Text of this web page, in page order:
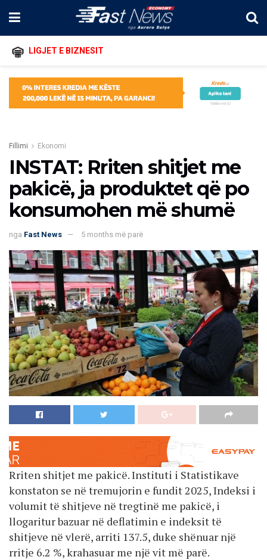
LIGJET E BIZNESIT
Fillimi Ekonomi
INSTAT: Rriten shitjet me
pakicë, ja produktet që po
konsumohen më shumë
nga Fast News 5 months më parë
Rriten shitjet me pakicë. Instituti i Statistikave
konstaton se në tremujorin e fundit 2025, Indeksi i
volumit të shitjeve në tregtinë me pakicë, i
llogaritur bazuar në deflatimin e indeksit të
shitjeve në vlerë, arriti 137.5, duke shënuar një
rritje 6.2 %, krahasuar me një vit më parë.